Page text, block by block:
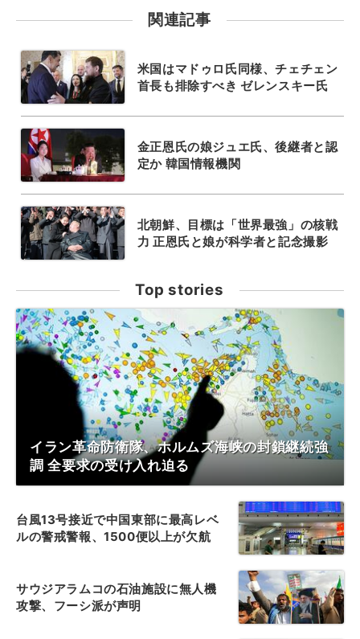
関連記事
米国はマドゥロ氏同様、チェチェン
首長も排除すべき ゼレンスキー氏
金正恩氏の娘ジュエ氏、後継者と認
定か 韓国情報機関
北朝鮮、目標は「世界最強」の核戦
力 正恩氏と娘が科学者と記念撮影
Top stories
イラン革命防衛隊、ホルムズ海峡の封鎖継続強
調 全要求の受け入れ迫る
台風13号接近で中国東部に最高レベ
ルの警戒警報、1500便以上が欠航
サウジアラムコの石油施設に無人機
攻撃、フーシ派が声明